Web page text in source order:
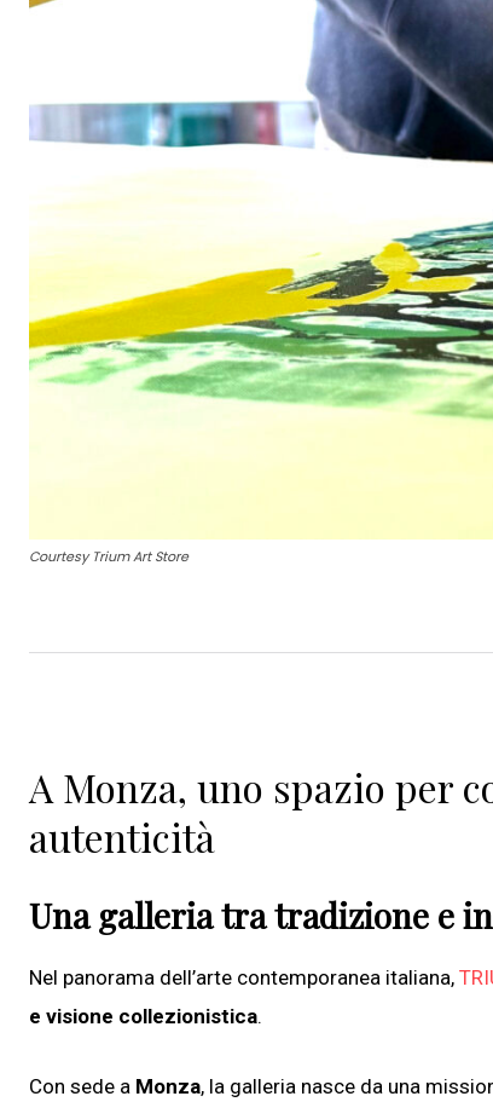
Courtesy Trium Art Store
A Monza, uno spazio per
autenticità
Una galleria tra tradizione e
Nel panorama dell’arte contemporanea italiana,
e visione collezionistica.
Con sede a Monza, la galleria nasce da una